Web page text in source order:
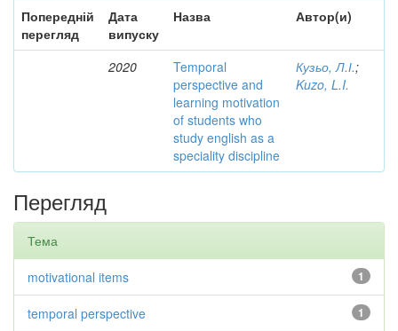
Попередній
перегляд
Дата
випуску
Назва Автор(и)
2020
Temporal
perspective and
learning motivation
of students who
study english as a
speciality discipline
Кузьо, Л.І.;
Kuzo, L.I.
Перегляд
Тема
1
motivational items
1
temporal perspective